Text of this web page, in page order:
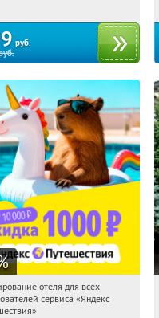
руб.
Получили:
отеля для всех
сервиса «Яндекс